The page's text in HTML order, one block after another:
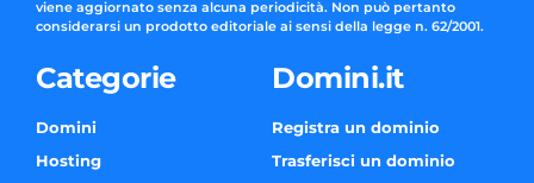
viene aggiornato senza alcuna periodicità. Non può pertanto
considerarsi un prodotto editoriale ai sensi della legge n. 62/2001.
Categorie
Domini
Hosting
Domini.it
Registra un dominio
Trasferisci un dominio